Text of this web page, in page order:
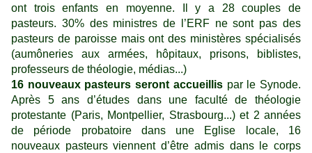
ont trois enfants en moyenne. Il y a 28 couples de
pasteurs. 30% des ministres de l’ERF ne sont pas des
pasteurs de paroisse mais ont des ministères spécialisés
(aumôneries aux armées, hôpitaux, prisons, biblistes,
professeurs de théologie, médias...)
16 nouveaux pasteurs seront accueillispar le Synode.
Après 5 ans d’études dans une faculté de théologie
protestante (Paris, Montpellier, Strasbourg...) et 2 années
de période probatoire dans une Eglise locale, 16
nouveaux pasteurs viennent d’être admis dans le corps